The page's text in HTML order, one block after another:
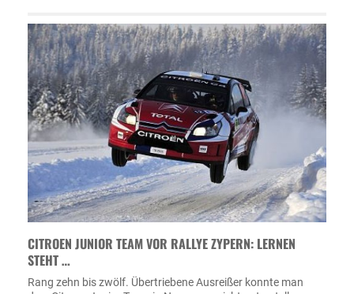
CITROEN JUNIOR TEAM VOR RALLYE ZYPERN: LERNEN
STEHT …
Rang zehn bis zwölf. Übertriebene Ausreißer konnte man